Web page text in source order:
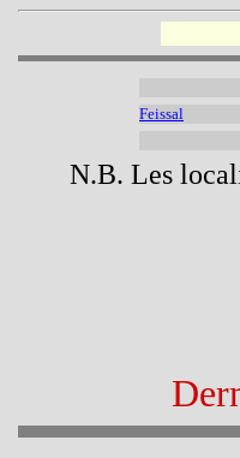
Feissal
N.B. Les